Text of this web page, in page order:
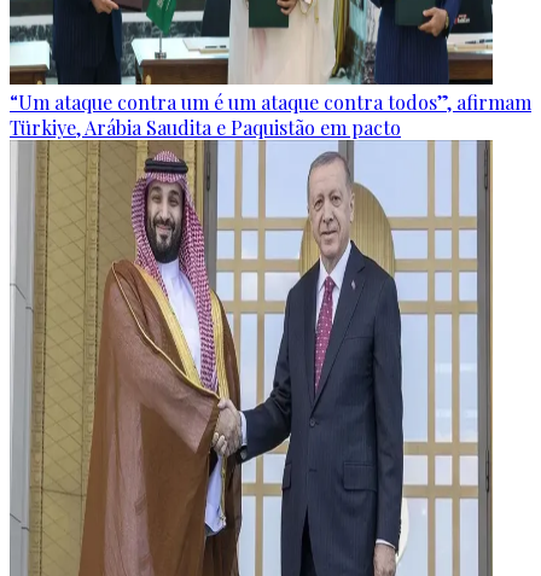
“Um ataque contra um é um ataque contra todos”, afirmam
Türkiye, Arábia Saudita e Paquistão em pacto